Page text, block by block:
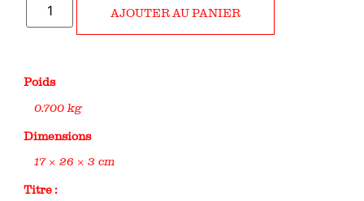
AJOUTER AU PANIER
Poids
0.700 kg
Dimensions
17 × 26 × 3 cm
Titre :